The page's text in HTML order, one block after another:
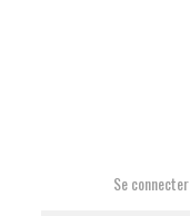
Se connecter